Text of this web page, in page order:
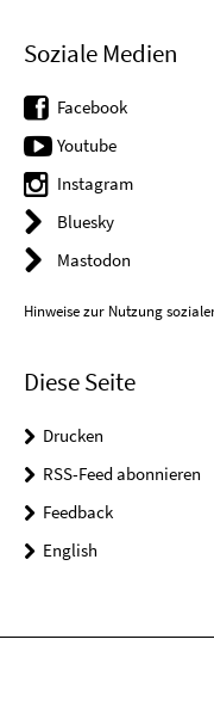
Soziale Medien
Facebook
Youtube
Instagram
Bluesky
Mastodon
Hinweise zur Nutzung
Diese Seite
Drucken
RSS-Feed abonnieren
Feedback
English